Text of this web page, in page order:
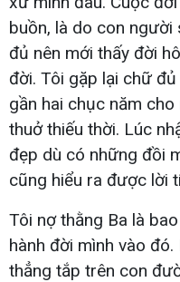
buồn, là do con
đủ nên mới thấy đời
đời. Tôi gặp lại chữ
gần hai chục năm
thuở thiếu thời. Lúc
đẹp dù có những đồi
cũng hiểu ra được lời
Tôi nợ thằng Ba là
hành đời mình vào
thẳng tắp trên con